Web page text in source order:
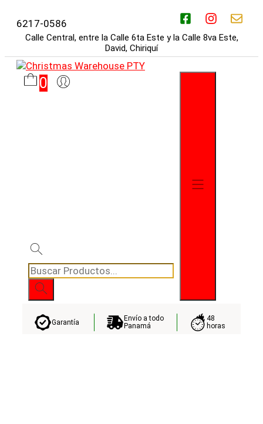
contenido
6217-0586
Calle Central, entre la Calle 6ta Este y la Calle 8va Este,
David, Chiriquí
0
Búsqueda
de
productos
Garantía
Envío a todo
Panamá
48
horas